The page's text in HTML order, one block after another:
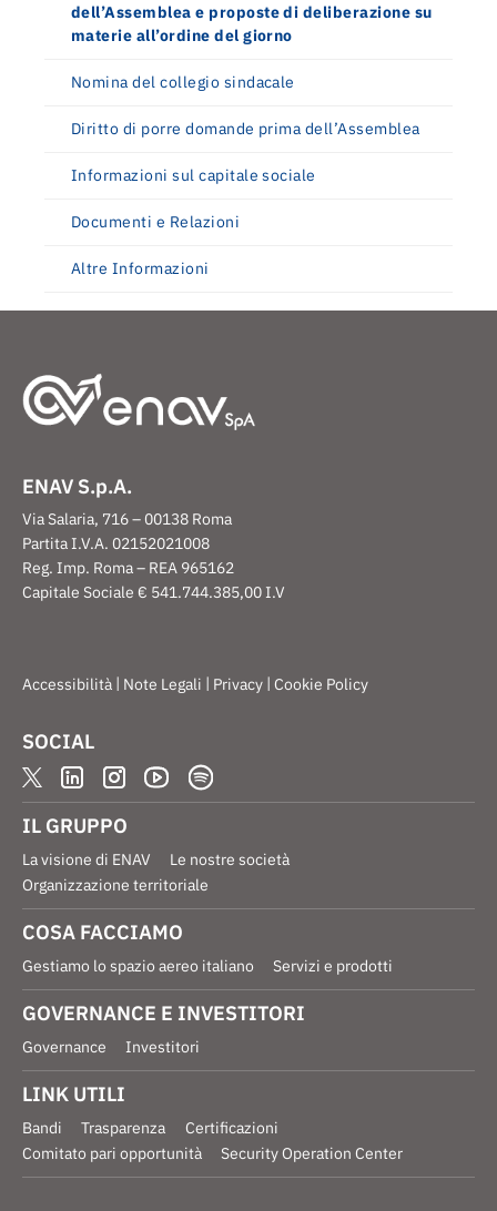
dell’Assemblea e proposte di deliberazione su
materie all’ordine del giorno
Nomina del collegio sindacale
Diritto di porre domande prima dell’Assemblea
Informazioni sul capitale sociale
Documenti e Relazioni
Altre Informazioni
ENAV S.p.A.
Via Salaria, 716 – 00138 Roma
Partita I.V.A. 02152021008
Reg. Imp. Roma – REA 965162
Capitale Sociale € 541.744.385,00 I.V
Accessibilità | Note Legali | Privacy | Cookie Policy
SOCIAL
IL GRUPPO
La visione di ENAV
Le nostre società
Organizzazione territoriale
COSA FACCIAMO
Gestiamo lo spazio aereo italiano Servizi e prodotti
GOVERNANCE E INVESTITORI
Governance Investitori
LINK UTILI
Bandi Trasparenza
Certificazioni
Comitato pari opportunità
Security Operation Center